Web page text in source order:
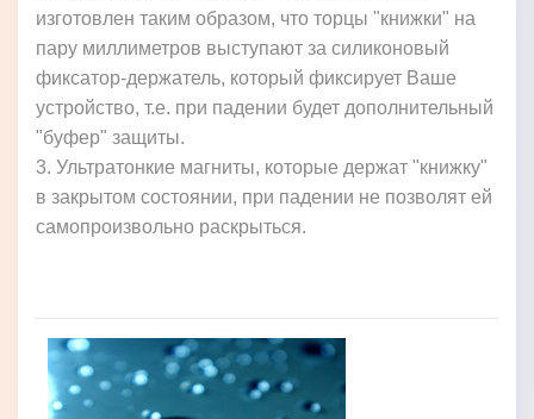
изготовлен таким образом, что торцы "книжки" на
пару миллиметров выступают за силиконовый
фиксатор-держатель, который фиксирует Ваше
устройство, т.е. при падении будет дополнительный
"буфер" защиты.
3. Ультратонкие магниты, которые держат "книжку"
в закрытом состоянии, при падении не позволят ей
самопроизвольно раскрыться.